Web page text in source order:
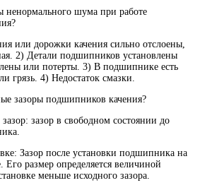
ненормального шума при работе
или дорожки качения сильно отслоены,
2) Детали подшипников установлены
или потерты. 3) В подшипнике есть
грязь. 4) Недостаток смазки.
зазоры подшипников качения?
зазор в свободном состоянии до
Зазор после установки подшипника на
Его размер определяется величиной
меньше исходного зазора.